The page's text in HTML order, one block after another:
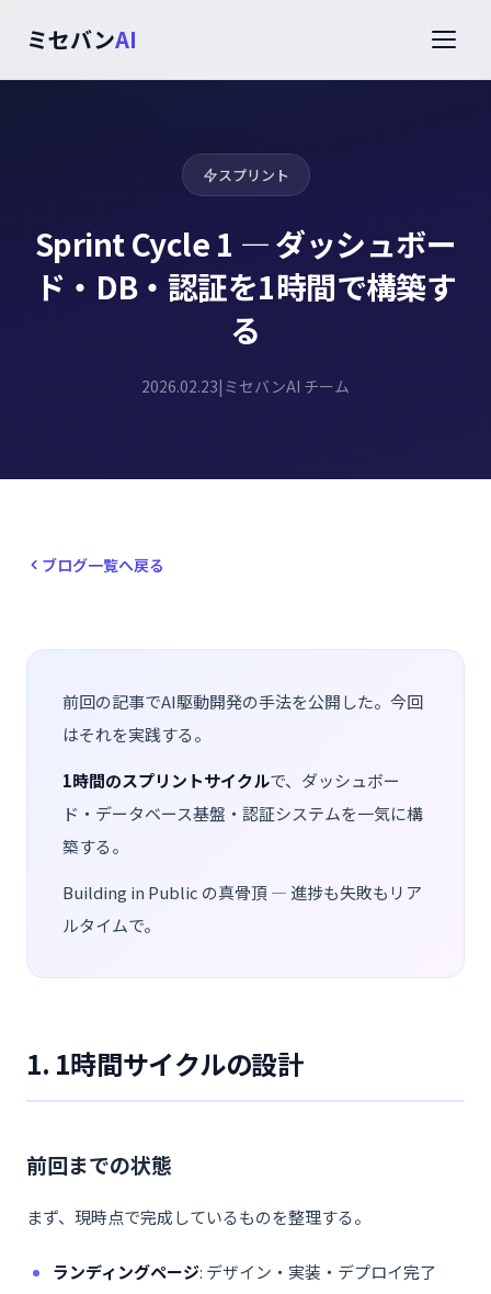
ミセバンAI
スプリント
Sprint Cycle 1 — ダッシュボー
ド・DB・認証を1時間で構築す
る
2026.02.23| ミセバンAI チーム
ブログ一覧へ戻る
前回の記事でAI駆動開発の手法を公開した。今回
はそれを実践する。
1時間のスプリントサイクルで、ダッシュボー
ド・データベース基盤・認証システムを一気に構
築する。
Building in Public の真骨頂 — 進捗も失敗もリア
ルタイムで。
1. 1時間サイクルの設計
前回までの状態
まず、現時点で完成しているものを整理する。
ランディングページ: デザイン・実装・デプロイ完了